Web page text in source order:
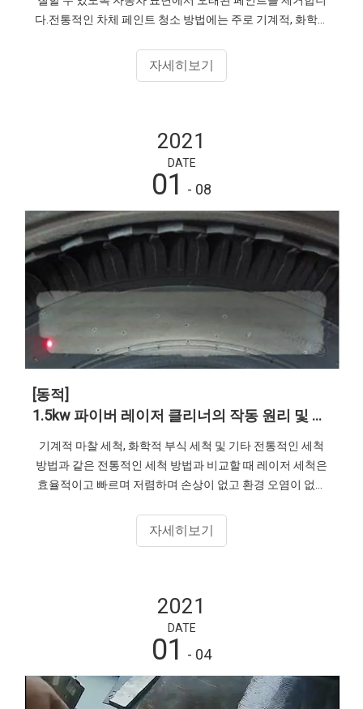
다.전통적인 차체 페인트 청소 방법에는 주로 기계적, 화학적
비가 높으며 오염이 쉽고 기판 결함 표면이 손상되기 쉬우며
점차 환경 보호에 대한 높은 요구 사항을 충족하지 못했습니
자세히보기
2021
DATE
01 - 08
[동적]
1.5kw 파이버 레이저 클리너의 작동 원리 및 응용 산업
기계적 마찰 세척, 화학적 부식 세척 및 기타 전통적인 세척
방법과 같은 전통적인 세척 방법과 비교할 때 레이저 세척은
효율적이고 빠르며 저렴하며 손상이 없고 환경 오염이 없습
싶으시면 senfeng에 문의하세요. 왓츠앱:86-13210546543
이메일:senfeng@sfcnclaser.com
자세히보기
2021
DATE
01 - 04